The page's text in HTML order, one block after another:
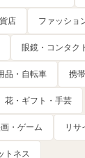
店 ファッショ
眼鏡・コンタク
品・自転車 携
花・ギフト・手芸
・ゲーム リサ
トネス